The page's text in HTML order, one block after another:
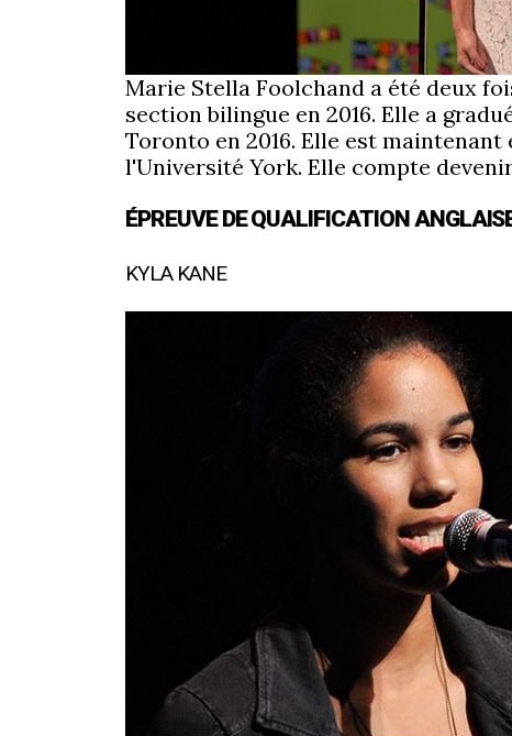
Marie Stella Foolchand a été deux
section bilingue en 2016. Elle a
Toronto en 2016. Elle est
l'Université York. Elle compte
ÉPREUVE DE QUALIFICATION
KYLA KANE